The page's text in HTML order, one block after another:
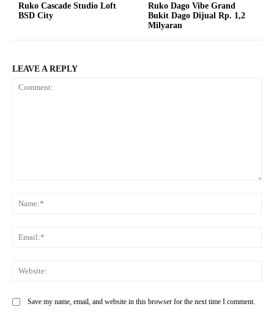
Ruko Cascade Studio Loft
BSD City
Ruko Dago Vibe Grand
Bukit Dago Dijual Rp. 1,2
Milyaran
LEAVE A REPLY
Save my name, email, and website in this browser for the next time I comment.